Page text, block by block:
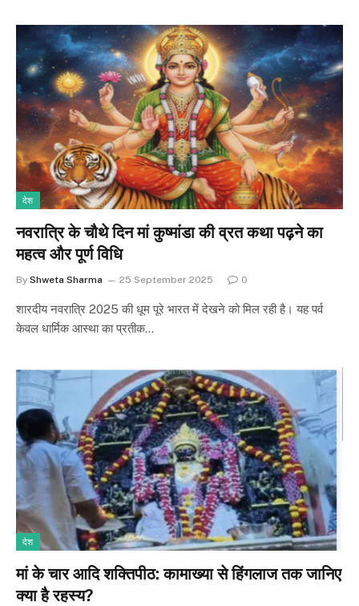
देश
नवरात्रि के चौथे दिन मां कुष्मांडा की व्रत कथा पढ़ने का
महत्व और पूर्ण विधि
By Shweta Sharma 25 September 2025 0
शारदीय नवरात्रि 2025 की धूम पूरे भारत में देखने को मिल रही है। यह पर्व
केवल धार्मिक आस्था का प्रतीक…
देश
मां के चार आदि शक्तिपीठ: कामाख्या से हिंगलाज तक जानिए
क्या है रहस्य?